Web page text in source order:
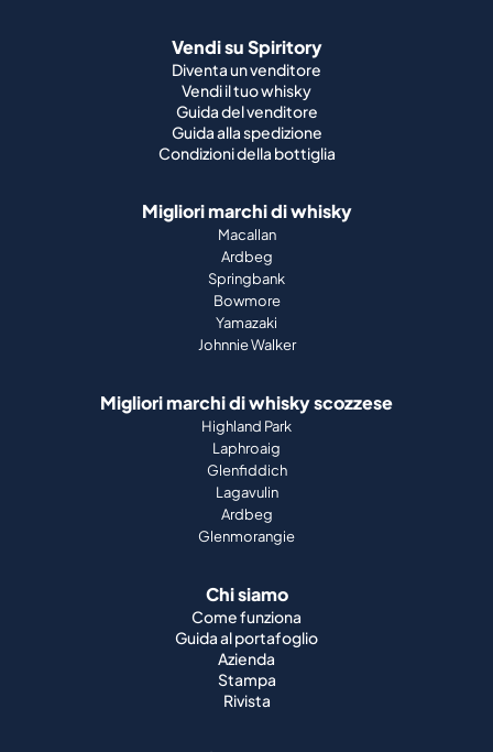
Vendi su Spiritory
Diventa un venditore
Vendi il tuo whisky
Guida del venditore
Guida alla spedizione
Condizioni della bottiglia
Migliori marchi di whisky
Macallan
Ardbeg
Springbank
Bowmore
Yamazaki
Johnnie Walker
Migliori marchi di whisky scozzese
Highland Park
Laphroaig
Glenfiddich
Lagavulin
Ardbeg
Glenmorangie
Chi siamo
Come funziona
Guida al portafoglio
Azienda
Stampa
Rivista